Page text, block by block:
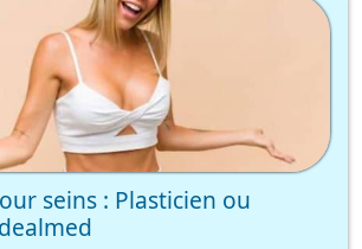
seins : Plasticien ou